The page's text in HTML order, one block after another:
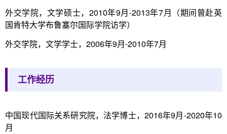
外交学院，文学硕士，2010年9月-2013年7月（期间曾赴英
国肯特大学布鲁塞尔国际学院访学）
外交学院，文学学士，2006年9月-2010年7月
工作经历
中国现代国际关系研究院，法学博士，2016年9月-2020年10
月